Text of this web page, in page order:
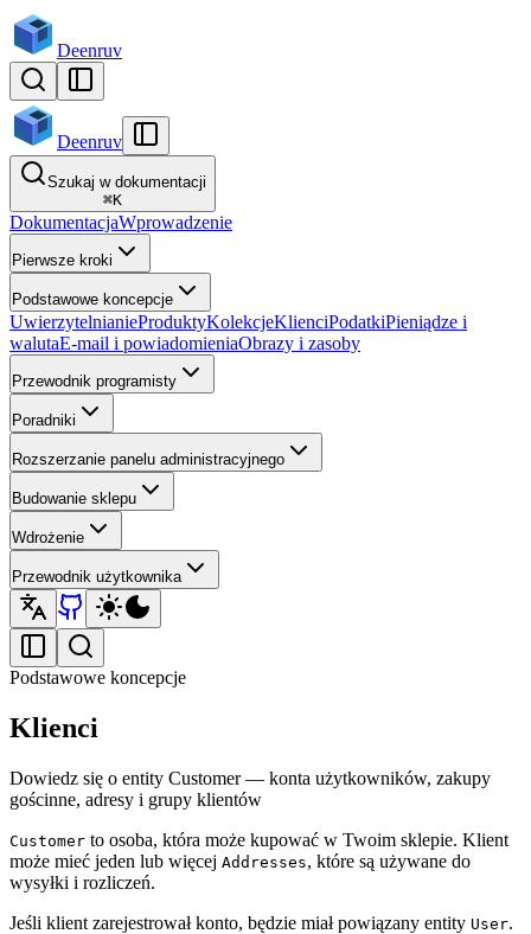
Deenruv
Deenruv
Szukaj w dokumentacji
⌘K
DokumentacjaWprowadzenie
Pierwsze kroki
Podstawowe koncepcje
UwierzytelnianieProduktyKolekcjeKlienciPodatkiPieniądze i
walutaE-mail i powiadomieniaObrazy i zasoby
Przewodnik programisty
Poradniki
Rozszerzanie panelu administracyjnego
Budowanie sklepu
Wdrożenie
Przewodnik użytkownika
Podstawowe koncepcje
Klienci
Dowiedz się o entity Customer — konta użytkowników, zakupy
gościnne, adresy i grupy klientów
Customer to osoba, która może kupować w Twoim sklepie. Klient
może mieć jeden lub więcej Addresses, które są używane do
wysyłki i rozliczeń.
Jeśli klient zarejestrował konto, będzie miał powiązany entity User.